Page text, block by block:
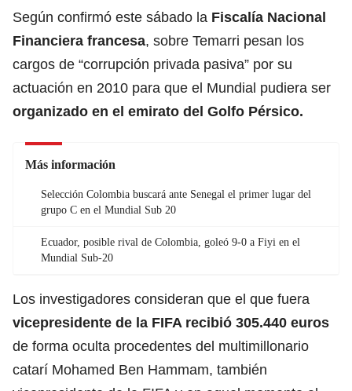
Según confirmó este sábado la Fiscalía Nacional
Financiera francesa, sobre Temarri pesan los
cargos de “corrupción privada pasiva” por su
actuación en 2010 para que el Mundial pudiera ser
organizado en el emirato del Golfo Pérsico.
Más información
Selección Colombia buscará ante Senegal el primer lugar del
grupo C en el Mundial Sub 20
Ecuador, posible rival de Colombia, goleó 9-0 a Fiyi en el
Mundial Sub-20
Los investigadores consideran que el que fuera
vicepresidente de la FIFA recibió 305.440 euros
de forma oculta procedentes del multimillonario
catarí Mohamed Ben Hammam, también